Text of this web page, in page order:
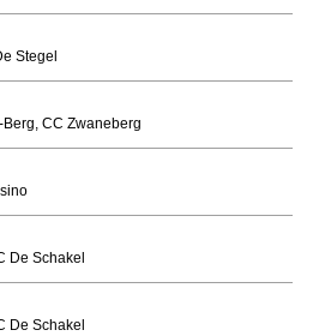
Stegel
CC Zwaneberg
De Schakel
De Schakel